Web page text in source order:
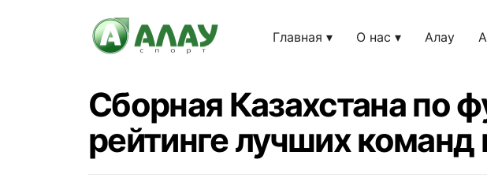
Главная О нас Алау
Сборная Казахстана по
рейтинге лучших